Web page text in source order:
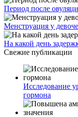
Период после
Менструация у
На какой день
Свежие публикации
Исследование
гормона